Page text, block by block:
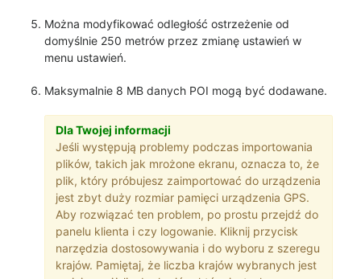
Można modyfikować odległość ostrzeżenie od
domyślnie 250 metrów przez zmianę ustawień w
menu ustawień.
Maksymalnie 8 MB danych POI mogą być dodawane.
Dla Twojej informacji
Jeśli występują problemy podczas importowania
plików, takich jak mrożone ekranu, oznacza to, że
plik, który próbujesz zaimportować do urządzenia
jest zbyt duży rozmiar pamięci urządzenia GPS.
Aby rozwiązać ten problem, po prostu przejdź do
panelu klienta i czy logowanie. Kliknij przycisk
narzędzia dostosowywania i do wyboru z szeregu
krajów. Pamiętaj, że liczba krajów wybranych jest